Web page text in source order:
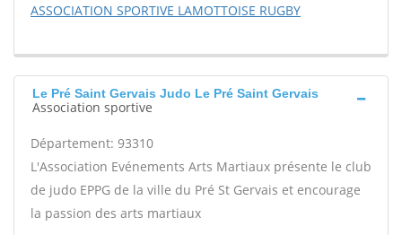
ASSOCIATION SPORTIVE LAMOTTOISE RUGBY
Le Pré Saint Gervais Judo Le Pré Saint Gervais
Association sportive
Département: 93310
L'Association Evénements Arts Martiaux présente le club
de judo EPPG de la ville du Pré St Gervais et encourage
la passion des arts martiaux